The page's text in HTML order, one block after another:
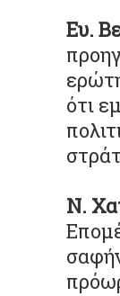
Ευ.
ότι
Ν.